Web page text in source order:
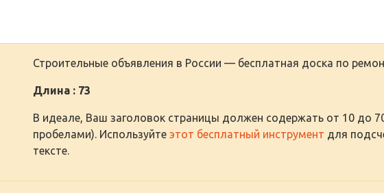
Строительные объявления в России️ — бесплатная доска по
Длина : 73
В идеале, Ваш заголовок страницы должен содержать от 10 до
пробелами). Используйте этот бесплатный инструмент для
тексте.